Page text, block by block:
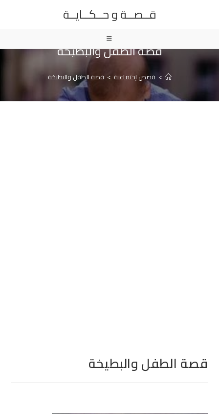
قــصــة و حــكــايــة
قصة الطفل والبطيخة
> قصص إجتماعية > قصة الطفل والبطيخة
قصة الطفل والبطيخة